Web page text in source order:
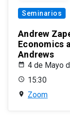
Seminarios
Andrew
Economics
Andrews
4 de Mayo
15:30
Zoom